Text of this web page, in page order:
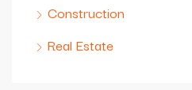
Construction
Real Estate